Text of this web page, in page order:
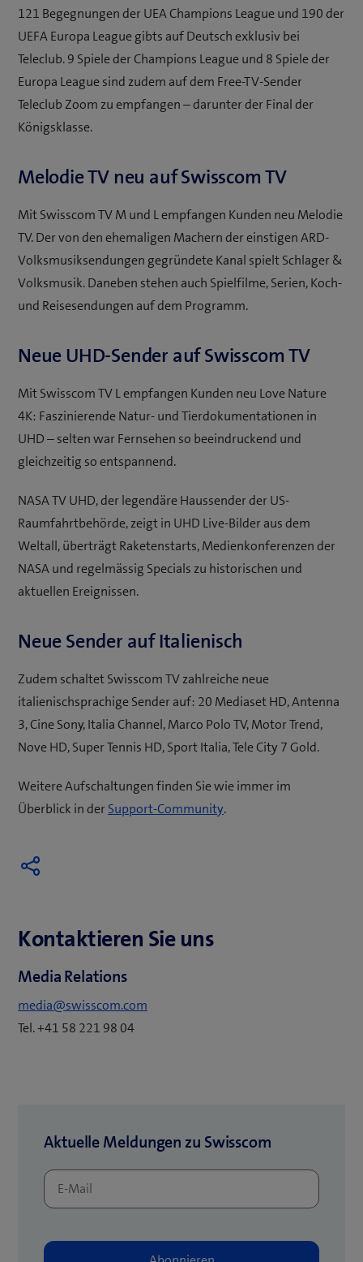
121 Begegnungen der UEA Champions League und 190 der
UEFA Europa League gibts auf Deutsch exklusiv bei
Teleclub. 9 Spiele der Champions League und 8 Spiele der
Europa League sind zudem auf dem Free-TV-Sender
Teleclub Zoom zu empfangen – darunter der Final der
Königsklasse.
Melodie TV neu auf Swisscom TV
Mit Swisscom TV M und L empfangen Kunden neu Melodie
TV. Der von den ehemaligen Machern der einstigen ARD-
Volksmusiksendungen gegründete Kanal spielt Schlager &
Volksmusik. Daneben stehen auch Spielfilme, Serien, Koch-
und Reisesendungen auf dem Programm.
Neue UHD-Sender auf Swisscom TV
Mit Swisscom TV L empfangen Kunden neu Love Nature
4K: Faszinierende Natur- und Tierdokumentationen in
UHD – selten war Fernsehen so beeindruckend und
gleichzeitig so entspannend.
NASA TV UHD, der legendäre Haussender der US-
Raumfahrtbehörde, zeigt in UHD Live-Bilder aus dem
Weltall, überträgt Raketenstarts, Medienkonferenzen der
NASA und regelmässig Specials zu historischen und
aktuellen Ereignissen.
Neue Sender auf Italienisch
Zudem schaltet Swisscom TV zahlreiche neue
italienischsprachige Sender auf: 20 Mediaset HD, Antenna
3, Cine Sony, Italia Channel, Marco Polo TV, Motor Trend,
Nove HD, Super Tennis HD, Sport Italia, Tele City 7 Gold.
Weitere Aufschaltungen finden Sie wie immer im
Überblick in derSupport-Community(
F
e
t
.
Kontaktieren Sie uns
Media Relations
media@swisscom.com
Tel. +41 58 221 98 04
Aktuelle Meldungen zu Swisscom